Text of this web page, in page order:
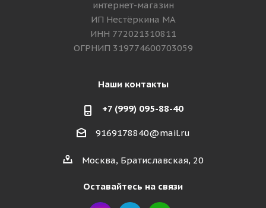
интернет-магазин
ИП Нестёркина МА
ИНН 772021310811
ОГРНИП 319774600703059
Наши контакты
+7 (999) 095-88-40
9169178840@mail.ru
Москва, Братиславская, 20
Оставайтесь на связи